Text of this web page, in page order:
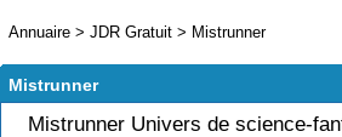
Annuaire > JDR Gratuit > Mistrunner
Mistrunner
Mistrunner Univers de science-